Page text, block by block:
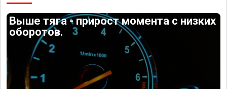
Выше тяга - прирост момента с низких
оборотов.